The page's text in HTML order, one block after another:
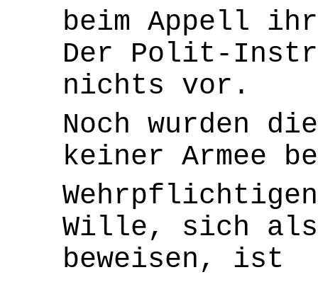
beim Appell
Der Polit-
nichts vor.
Noch wurden
keiner Armee
Wille, sich als
beweisen, ist